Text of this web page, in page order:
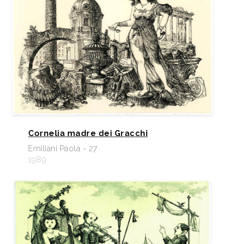
Cornelia madre dei Gracchi
Emiliani Paola - 27
1989